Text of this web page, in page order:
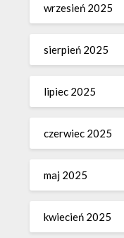
wrzesień 2025
sierpień 2025
lipiec 2025
czerwiec 2025
maj 2025
kwiecień 2025